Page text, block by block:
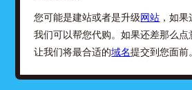
您可能是建站或者是升级 网站 ，如
我们可以帮您代购。如果还差那么点
让我们将最合适的域名提交到您面前